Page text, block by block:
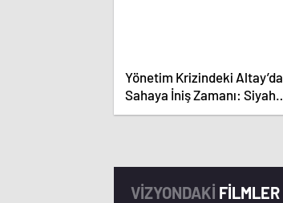
Yönetim Krizindeki Altay’da
Sahaya İniş Zamanı: Siyah-
Beyazlılar Topbaşı Yapıyor
VİZYONDAKİ FİLMLER